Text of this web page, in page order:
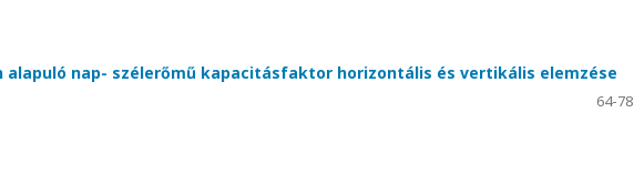
alapuló nap- szélerőmű kapacitásfaktor horizontális és vertikális elemzése
64-78